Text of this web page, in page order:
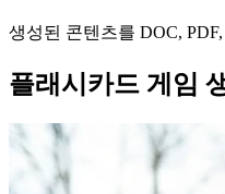
생성된 콘텐츠를 DOC,
플래시카드 게임